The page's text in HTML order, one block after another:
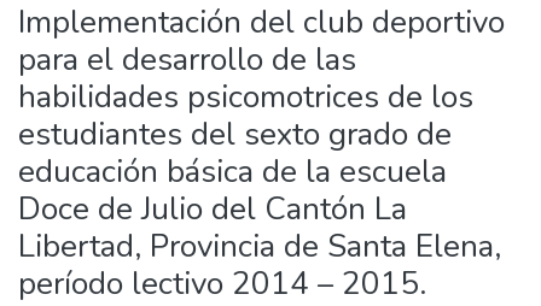
Implementación del club deportivo
para el desarrollo de las
habilidades psicomotrices de los
estudiantes del sexto grado de
educación básica de la escuela
Doce de Julio del Cantón La
Libertad, Provincia de Santa Elena,
período lectivo 2014 – 2015.